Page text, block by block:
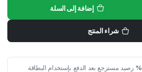
إضافة إلى السلة
شراء المنتج
رصيد مسترجع بعد الدفع بإستخدام البطاقة